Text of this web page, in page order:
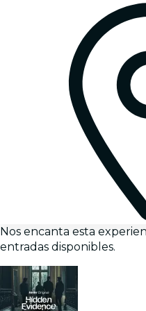
Nos encanta esta
entradas disponibles.